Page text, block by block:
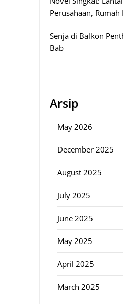
Perusahaan, Rumah
Senja di Balkon
Bab
Arsip
May 2026
December 2025
August 2025
July 2025
June 2025
May 2025
April 2025
March 2025